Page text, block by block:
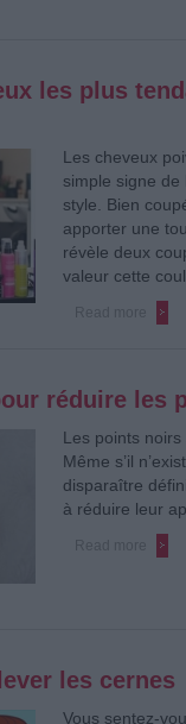
les plus
Les cheveux
simple signe de
style. Bien
apporter une
révèle deux
valeur cette
réduire les
Les points
Même s’il
disparaître
à réduire leur
les cernes
Vous sentez-